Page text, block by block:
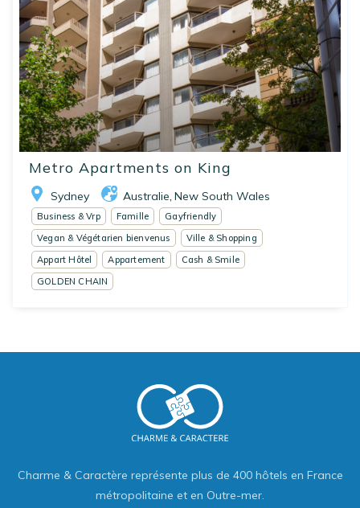
Metro Apartments on King
Sydney Australie New South Wales
Business & Vrp Famille
Gayfriendly
Vegan & Végétarien bienvenus
Ville & Shopping
Appart Hôtel
Appartement
Cash & Smile
GOLDEN CHAIN
Charme & Caractère représente plus de 400 hôtels en France
métropolitaine et en Outre-mer.